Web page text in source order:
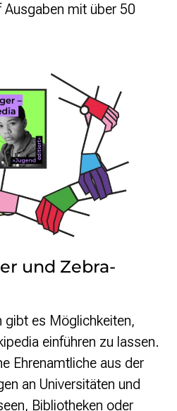
mit über 50
und Zebra-
gibt es Möglichkeiten,
einführen zu lassen.
Ehrenamtliche aus der
an Universitäten und
Bibliotheken oder